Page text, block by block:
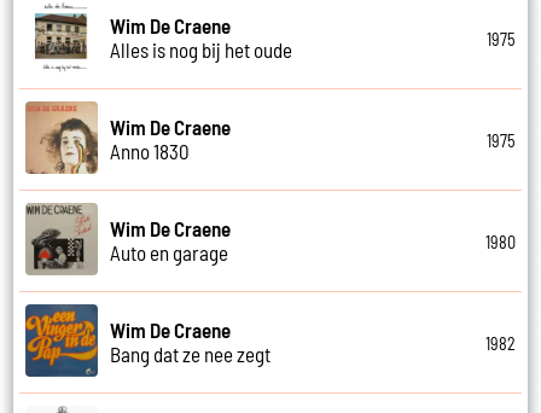
Wim De Craene
Alles is nog bij het oude
1975
Wim De Craene
Anno 1830
1975
Wim De Craene
Auto en garage
1980
Wim De Craene
Bang dat ze nee zegt
1982